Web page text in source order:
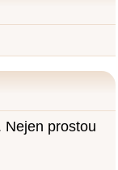
Nejen prostou